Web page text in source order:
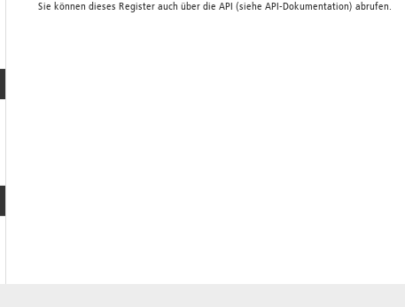
Sie können dieses Register auch über die API (siehe API-Dokumentation) abrufen.